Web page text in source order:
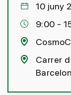
10 juny
9:00 -
Carrer